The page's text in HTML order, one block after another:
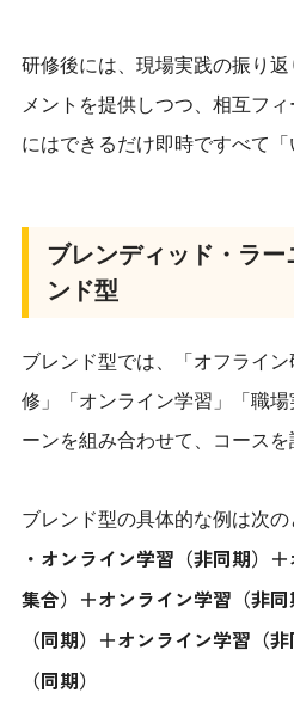
研修後には、現場実践の振り
メントを提供しつつ、相互フ
にはできるだけ即時ですべて「
ブレンディッド・ラ
ンド型
ブレンド型では、「オフライ
修」「オンライン学習」「職
ーンを組み合わせて、コースを
ブレンド型の具体的な例は次の
・オンライン学習（非同期）
集合）＋オンライン学習（非
（同期）＋オンライン学習（
（同期）